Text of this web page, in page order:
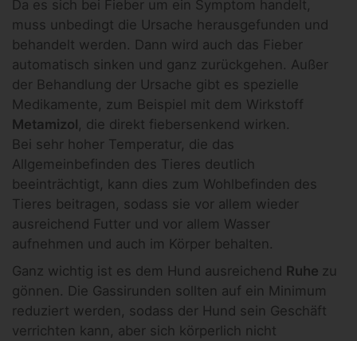
Da es sich bei Fieber um ein Symptom handelt,
muss unbedingt die Ursache herausgefunden und
behandelt werden. Dann wird auch das Fieber
automatisch sinken und ganz zurückgehen. Außer
der Behandlung der Ursache gibt es spezielle
Medikamente, zum Beispiel mit dem Wirkstoff
Metamizol , die direkt fiebersenkend wirken.
Bei sehr hoher Temperatur, die das
Allgemeinbefinden des Tieres deutlich
beeinträchtigt, kann dies zum Wohlbefinden des
Tieres beitragen, sodass sie vor allem wieder
ausreichend Futter und vor allem Wasser
aufnehmen und auch im Körper behalten.
Ganz wichtig ist es dem Hund ausreichend Ruhe zu
gönnen. Die Gassirunden sollten auf ein Minimum
reduziert werden, sodass der Hund sein Geschäft
verrichten kann, aber sich körperlich nicht